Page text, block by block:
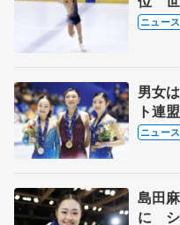
ス杯
ニュース
男女
ト連
承認
ニュース
島田
に シ